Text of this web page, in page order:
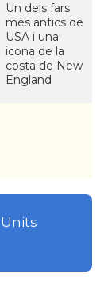
Un dels fars
més antics de
USA i una
icona de la
costa de New
England